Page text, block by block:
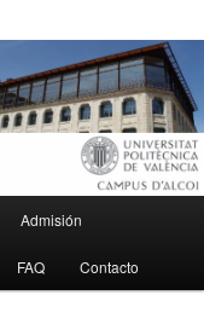
Admisión
FAQ Contacto